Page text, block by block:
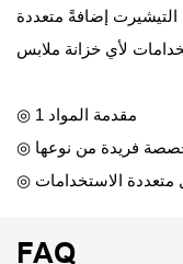
التيشيرت إضافةً متعددة
◎ مقدمة المواد 1
فريدة من نوعها
FAQ